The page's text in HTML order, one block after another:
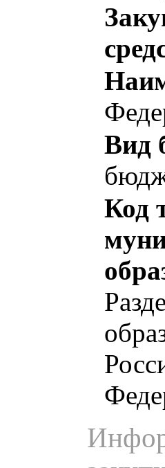
Вид
Код